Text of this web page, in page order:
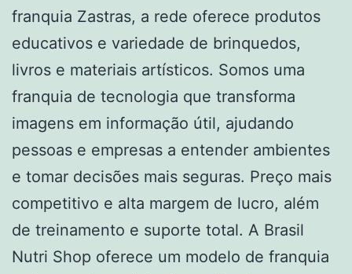
franquia Zastras, a rede oferece produtos
educativos e variedade de brinquedos,
livros e materiais artísticos. Somos uma
franquia de tecnologia que transforma
imagens em informação útil, ajudando
pessoas e empresas a entender ambientes
e tomar decisões mais seguras. Preço mais
competitivo e alta margem de lucro, além
de treinamento e suporte total. A Brasil
Nutri Shop oferece um modelo de franquia